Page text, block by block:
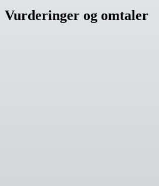
Vurderinger og omtaler